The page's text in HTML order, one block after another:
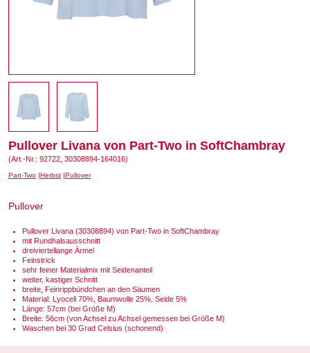
Pullover Livana von Part-Two in SoftChambray
(Art.-Nr.: 92722, 30308894-164016)
Part-Two Herbst Pullover
Pullover
Pullover Livana (30308894) von Part-Two in SoftChambray
mit Rundhalsausschnitt
dreiviertellange Ärmel
Feinstrick
sehr feiner Materialmix mit Seidenanteil
weiter, kastiger Schnitt
breite, Feinrippbündchen an den Säumen
Material: Lyocell 70%, Baumwolle 25%, Seide 5%
Länge: 57cm (bei Größe M)
Breite: 56cm (von Achsel zu Achsel gemessen bei Größe M)
Waschen bei 30 Grad Celsius (schonend)